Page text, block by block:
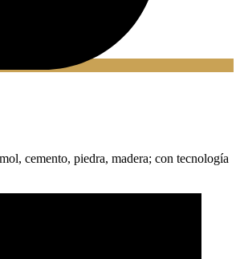
cemento, piedra, madera; con tecnología